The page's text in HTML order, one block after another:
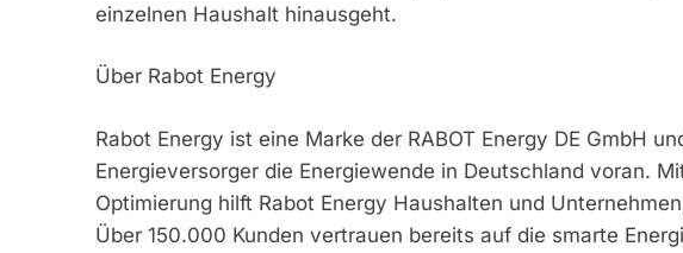
einzelnen Haushalt hinausgeht.
Über Rabot Energy
Rabot Energy ist eine Marke der RABOT Energy DE GmbH
Energieversorger die Energiewende in Deutschland voran.
Optimierung hilft Rabot Energy Haushalten und
Über 150.000 Kunden vertrauen bereits auf die smarte